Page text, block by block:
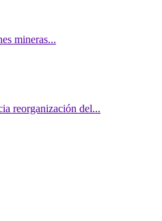
mineras...
reorganización del...